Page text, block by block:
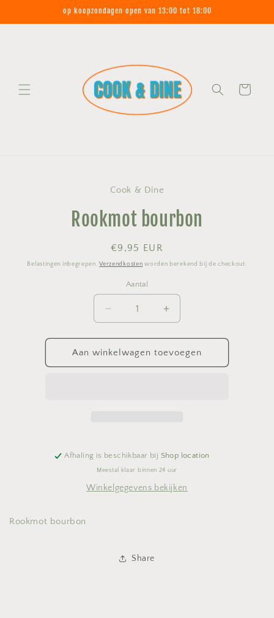
content
op koopzondagen open van 13:00 tot 18:00
Winkelwagen
Cook & Dine
Rookmot bourbon
Normale
prijs
€9,95 EUR
Belastingen inbegrepen.Verzendkosten worden berekend bij de checkout.
Aantal
Aantal
Aantal
verlagen
voor
Rookmot
bourbon
Aantal
verhogen
voor
Rookmot
bourbon
Aan winkelwagen toevoegen
Afhaling is beschikbaar bij Shop location
Meestal klaar binnen 24 uur
Winkelgegevens bekijken
Rookmot bourbon
Share